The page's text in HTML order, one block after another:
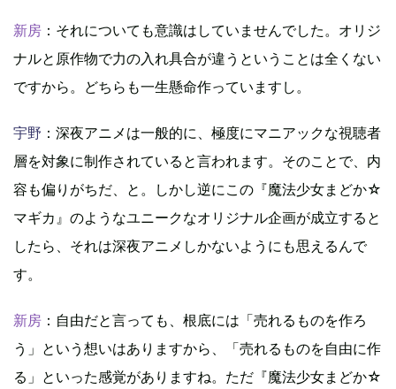
新房 ：それについても意識はしていませんでした。オリジ
ナルと原作物で力の入れ具合が違うということは全くない
ですから。どちらも一生懸命作っていますし。
宇野 ：深夜アニメは一般的に、極度にマニアックな視聴者
層を対象に制作されていると言われます。そのことで、内
容も偏りがちだ、と。しかし逆にこの『魔法少女まどか☆
マギカ』のようなユニークなオリジナル企画が成立すると
したら、それは深夜アニメしかないようにも思えるんで
す。
新房 ：自由だと言っても、根底には「売れるものを作ろ
う」という想いはありますから、「売れるものを自由に作
る」といった感覚がありますね。ただ『魔法少女まどか☆